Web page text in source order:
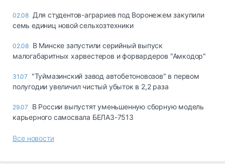
02.08 Для студентов-аграриев под Воронежем закупили
семь единиц новой сельхозтехники
02.08 В Минске запустили серийный выпуск
малогабаритных харвестеров и форвардеров "Амкодор"
31.07
"Туймазинский завод автобетоновозов" в первом
полугодии увеличил чистый убыток в 2,2 раза
29.07
В России выпустят уменьшенную сборную модель
карьерного самосвала БЕЛАЗ-7513
Все новости